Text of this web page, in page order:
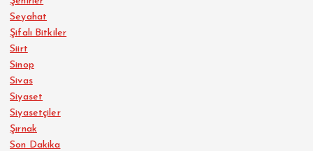
Seyahat
Şifalı Bitkiler
Siirt
Sinop
Sivas
Siyaset
Siyasetçiler
Şırnak
Son Dakika